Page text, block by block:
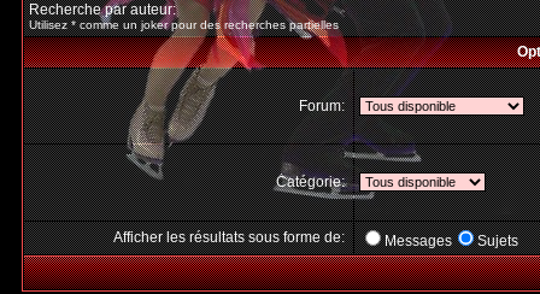
Recherche par auteur:
Utilisez * comme un joker pour des recherches partielles
Forum:
Catégorie:
Afficher les résultats sous forme de: Messages Sujets